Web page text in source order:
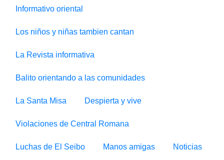
Informativo oriental
Los niños y niñas tambien cantan
La Revista informativa
Balito orientando a las comunidades
La Santa Misa Despierta y vive
Violaciones de Central Romana
Luchas de El Seibo Manos amigas Noticias